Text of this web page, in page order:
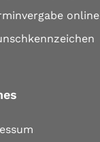
online